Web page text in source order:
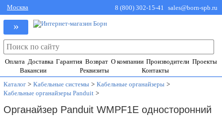
Москва 8 (800) 302-15-41 sales@born-spb.ru
»
Оплата Доставка Гарантия Возврат О компании Производители Проекты
Вакансии
Реквизиты
Контакты
Каталог > Кабельные системы > Кабельные органайзеры >
Кабельные органайзеры Panduit >
Органайзер Panduit WMPF1E односторонний